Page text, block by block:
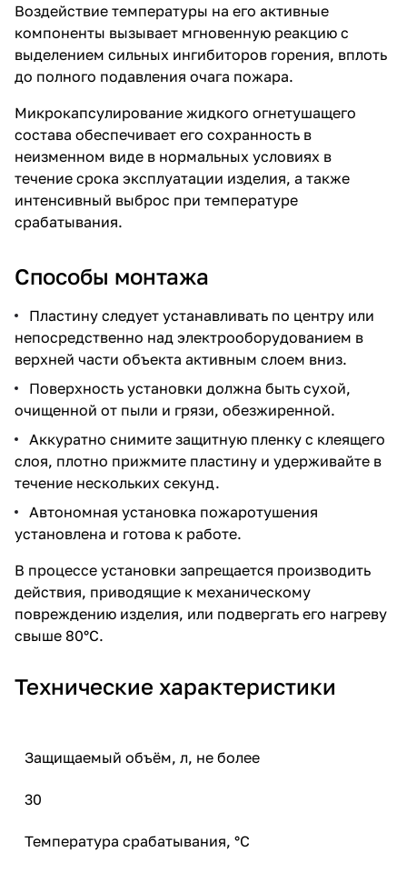
Воздействие температуры на его активные
компоненты вызывает мгновенную реакцию с
выделением сильных ингибиторов горения, вплоть
до полного подавления очага пожара.
Микрокапсулирование жидкого огнетушащего
состава обеспечивает его сохранность в
неизменном виде в нормальных условиях в
течение срока эксплуатации изделия, а также
интенсивный выброс при температуре
срабатывания.
Способы монтажа
Пластину следует устанавливать по центру или
непосредственно над электрооборудованием в
верхней части объекта активным слоем вниз.
Поверхность установки должна быть сухой,
очищенной от пыли и грязи, обезжиренной.
Аккуратно снимите защитную пленку с клеящего
слоя, плотно прижмите пластину и удерживайте в
течение нескольких секунд.
Автономная установка пожаротушения
установлена и готова к работе.
В процессе установки запрещается производить
действия, приводящие к механическому
повреждению изделия, или подвергать его нагреву
свыше 80°С.
Технические характеристики
Защищаемый объём, л, не более
30
Температура срабатывания, °С